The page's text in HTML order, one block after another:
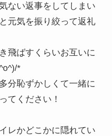
ない返事をしてしまい
元気を振り絞って返礼
飛ばすくらいお互いに
*
分恥ずかしくて一緒に
てください！
レかどこかに隠れてい